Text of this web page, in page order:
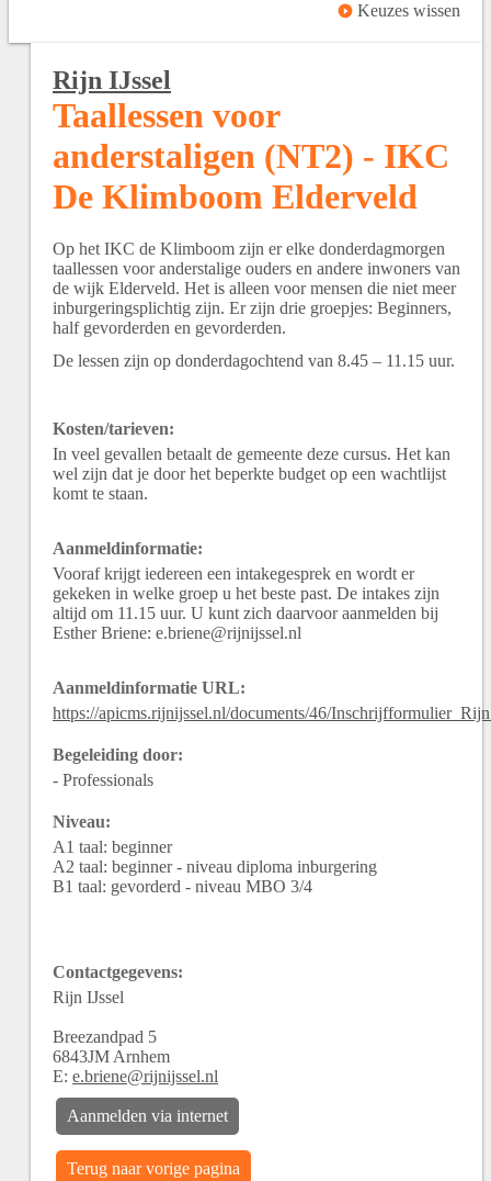
Keuzes wissen
Rijn IJssel
Taallessen voor
anderstaligen (NT2) - IKC
De Klimboom Elderveld
Op het IKC de Klimboom zijn er elke donderdagmorgen
taallessen voor anderstalige ouders en andere inwoners van
de wijk Elderveld. Het is alleen voor mensen die niet meer
inburgeringsplichtig zijn. Er zijn drie groepjes: Beginners,
half gevorderden en gevorderden.
De lessen zijn op donderdagochtend van 8.45 – 11.15 uur.
Kosten/tarieven:
In veel gevallen betaalt de gemeente deze cursus. Het kan
wel zijn dat je door het beperkte budget op een wachtlijst
komt te staan.
Aanmeldinformatie:
Vooraf krijgt iedereen een intakegesprek en wordt er
gekeken in welke groep u het beste past. De intakes zijn
altijd om 11.15 uur. U kunt zich daarvoor aanmelden bij
Esther Briene: e.briene@rijnijssel.nl
Aanmeldinformatie URL:
https://apicms.rijnijssel.nl/documents/46/
Begeleiding door:
- Professionals
Niveau:
A1 taal: beginner
A2 taal: beginner - niveau diploma inburgering
B1 taal: gevorderd - niveau MBO 3/4
Contactgegevens:
Rijn IJssel
Breezandpad 5
6843JM Arnhem
E: e.briene@rijnijssel.nl
Aanmelden via internet
Terug naar vorige pagina